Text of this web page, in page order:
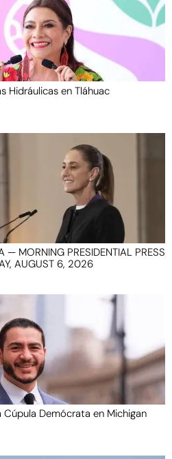
Hidráulicas en Tláhuac
— MORNING PRESIDENTIAL PRESS
AUGUST 6, 2026
Demócrata en Michigan